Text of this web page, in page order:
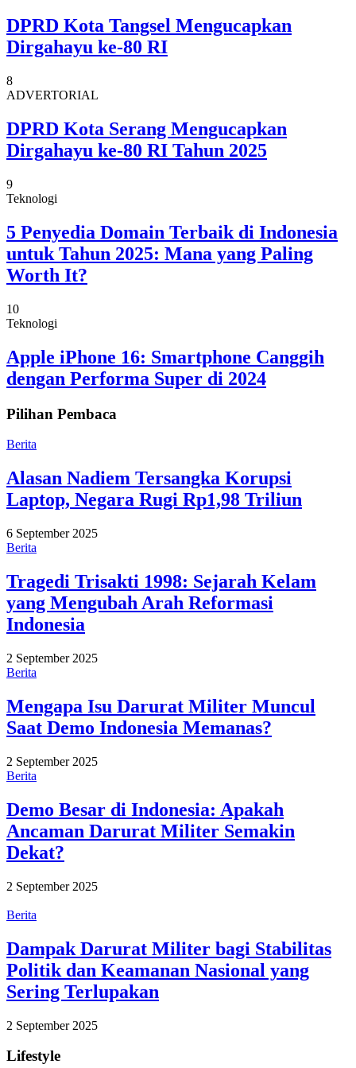
DPRD Kota Tangsel Mengucapkan
Dirgahayu ke-80 RI
8
ADVERTORIAL
DPRD Kota Serang Mengucapkan
Dirgahayu ke-80 RI Tahun 2025
9
Teknologi
5 Penyedia Domain Terbaik di Indonesia
untuk Tahun 2025: Mana yang Paling
Worth It?
10
Teknologi
Apple iPhone 16: Smartphone Canggih
dengan Performa Super di 2024
Pilihan Pembaca
Berita
Alasan Nadiem Tersangka Korupsi
Laptop, Negara Rugi Rp1,98 Triliun
6 September 2025
Berita
Tragedi Trisakti 1998: Sejarah Kelam
yang Mengubah Arah Reformasi
Indonesia
2 September 2025
Berita
Mengapa Isu Darurat Militer Muncul
Saat Demo Indonesia Memanas?
2 September 2025
Berita
Demo Besar di Indonesia: Apakah
Ancaman Darurat Militer Semakin
Dekat?
2 September 2025
Berita
Dampak Darurat Militer bagi Stabilitas
Politik dan Keamanan Nasional yang
Sering Terlupakan
2 September 2025
Lifestyle